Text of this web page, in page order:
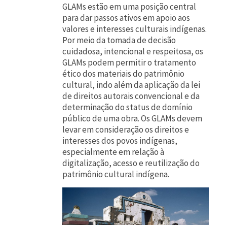
GLAMs estão em uma posição central
para dar passos ativos em apoio aos
valores e interesses culturais indígenas.
Por meio da tomada de decisão
cuidadosa, intencional e respeitosa, os
GLAMs podem permitir o tratamento
ético dos materiais do patrimônio
cultural, indo além da aplicação da lei
de direitos autorais convencional e da
determinação do status de domínio
público de uma obra. Os GLAMs devem
levar em consideração os direitos e
interesses dos povos indígenas,
especialmente em relação à
digitalização, acesso e reutilização do
patrimônio cultural indígena.